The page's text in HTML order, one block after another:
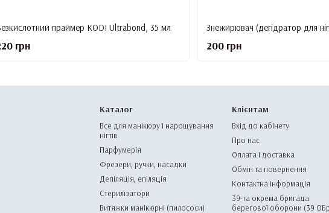
праймер KODI Ultrabond, 35 мл
грн 200 грн
Каталог
Все для манікюру і нарощування
нігтів
Парфумерія
Фрезери, ручки, насадки
Депіляція, епіляція
Стерилізатори
Витяжки манікюрні (пилососи)
Клієнтам
Вхід до кабінету
Про нас
Оплата і доставка
Обмін та повернення
Контактна інформація
39-та окрема бригада
берегової оборони (39